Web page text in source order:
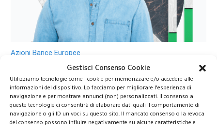
Gestisci Consenso Cookie
Utilizziamo tecnologie come i cookie per memorizzare e/o accedere alle
informazioni del dispositivo. Lo facciamo per migliorare l'esperienza di
navigazione e per mostrare annunci (non) personalizzati. Il consenso a
queste tecnologie ci consentirà di elaborare dati quali il comportamento di
navigazione o gli ID univoci su questo sito. Il mancato consenso o la revoca
del consenso possono influire negativamente su alcune caratteristiche e
Azioni Bance Europee
Azioni banche europee da mettere nel mirino nei
prossimi mesi